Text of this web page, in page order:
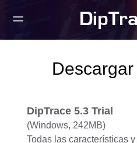
DipTrace 5.3 Trial
(Windows, 242MB)
Todas las características